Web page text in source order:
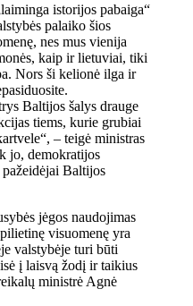
istorijos pabaiga“
palaiko šios
nes mus vienija
kaip ir lietuviai, tiki
Nors ši kelionė ilga ir
Baltijos šalys drauge
tiems, kurie grubiai
– teigė ministras
jo, demokratijos
Baltijos
jėgos naudojimas
visuomenę yra
valstybėje turi būti
į laisvą žodį ir taikius
ministrė Agnė